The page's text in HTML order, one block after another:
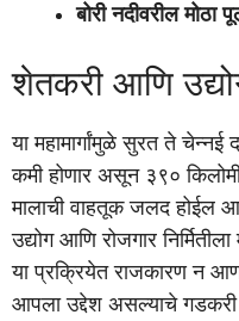
बोरी नदीवरील मोठा
शेतकरी आणि
या महामार्गांमुळे सुरत ते चेन्नई
कमी होणार असून ३९०
मालाची वाहतूक जलद होईल
उद्योग आणि रोजगार
या प्रक्रियेत राजकारण न
आपला उद्देश असल्याचे